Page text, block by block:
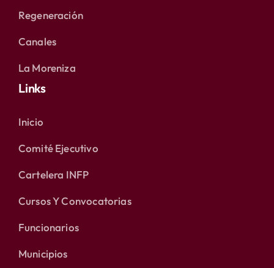
Regeneración
Canales
La Moreniza
Links
Inicio
Comité Ejecutivo
Cartelera INFP
Cursos Y Convocatorias
Funcionarios
Municipios